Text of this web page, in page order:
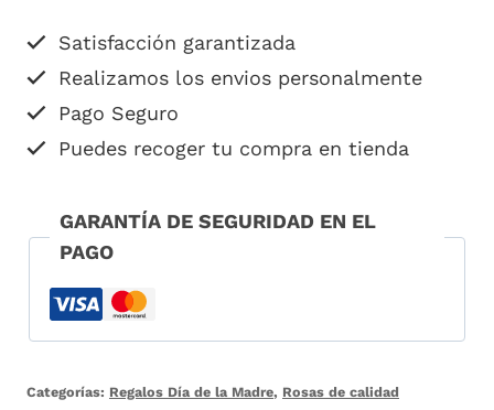
rosas
cantidad
Satisfacción garantizada
Realizamos los envios personalmente
Pago Seguro
Puedes recoger tu compra en tienda
GARANTÍA DE SEGURIDAD EN EL
PAGO
Categorías: Regalos Día de la Madre, Rosas de calidad